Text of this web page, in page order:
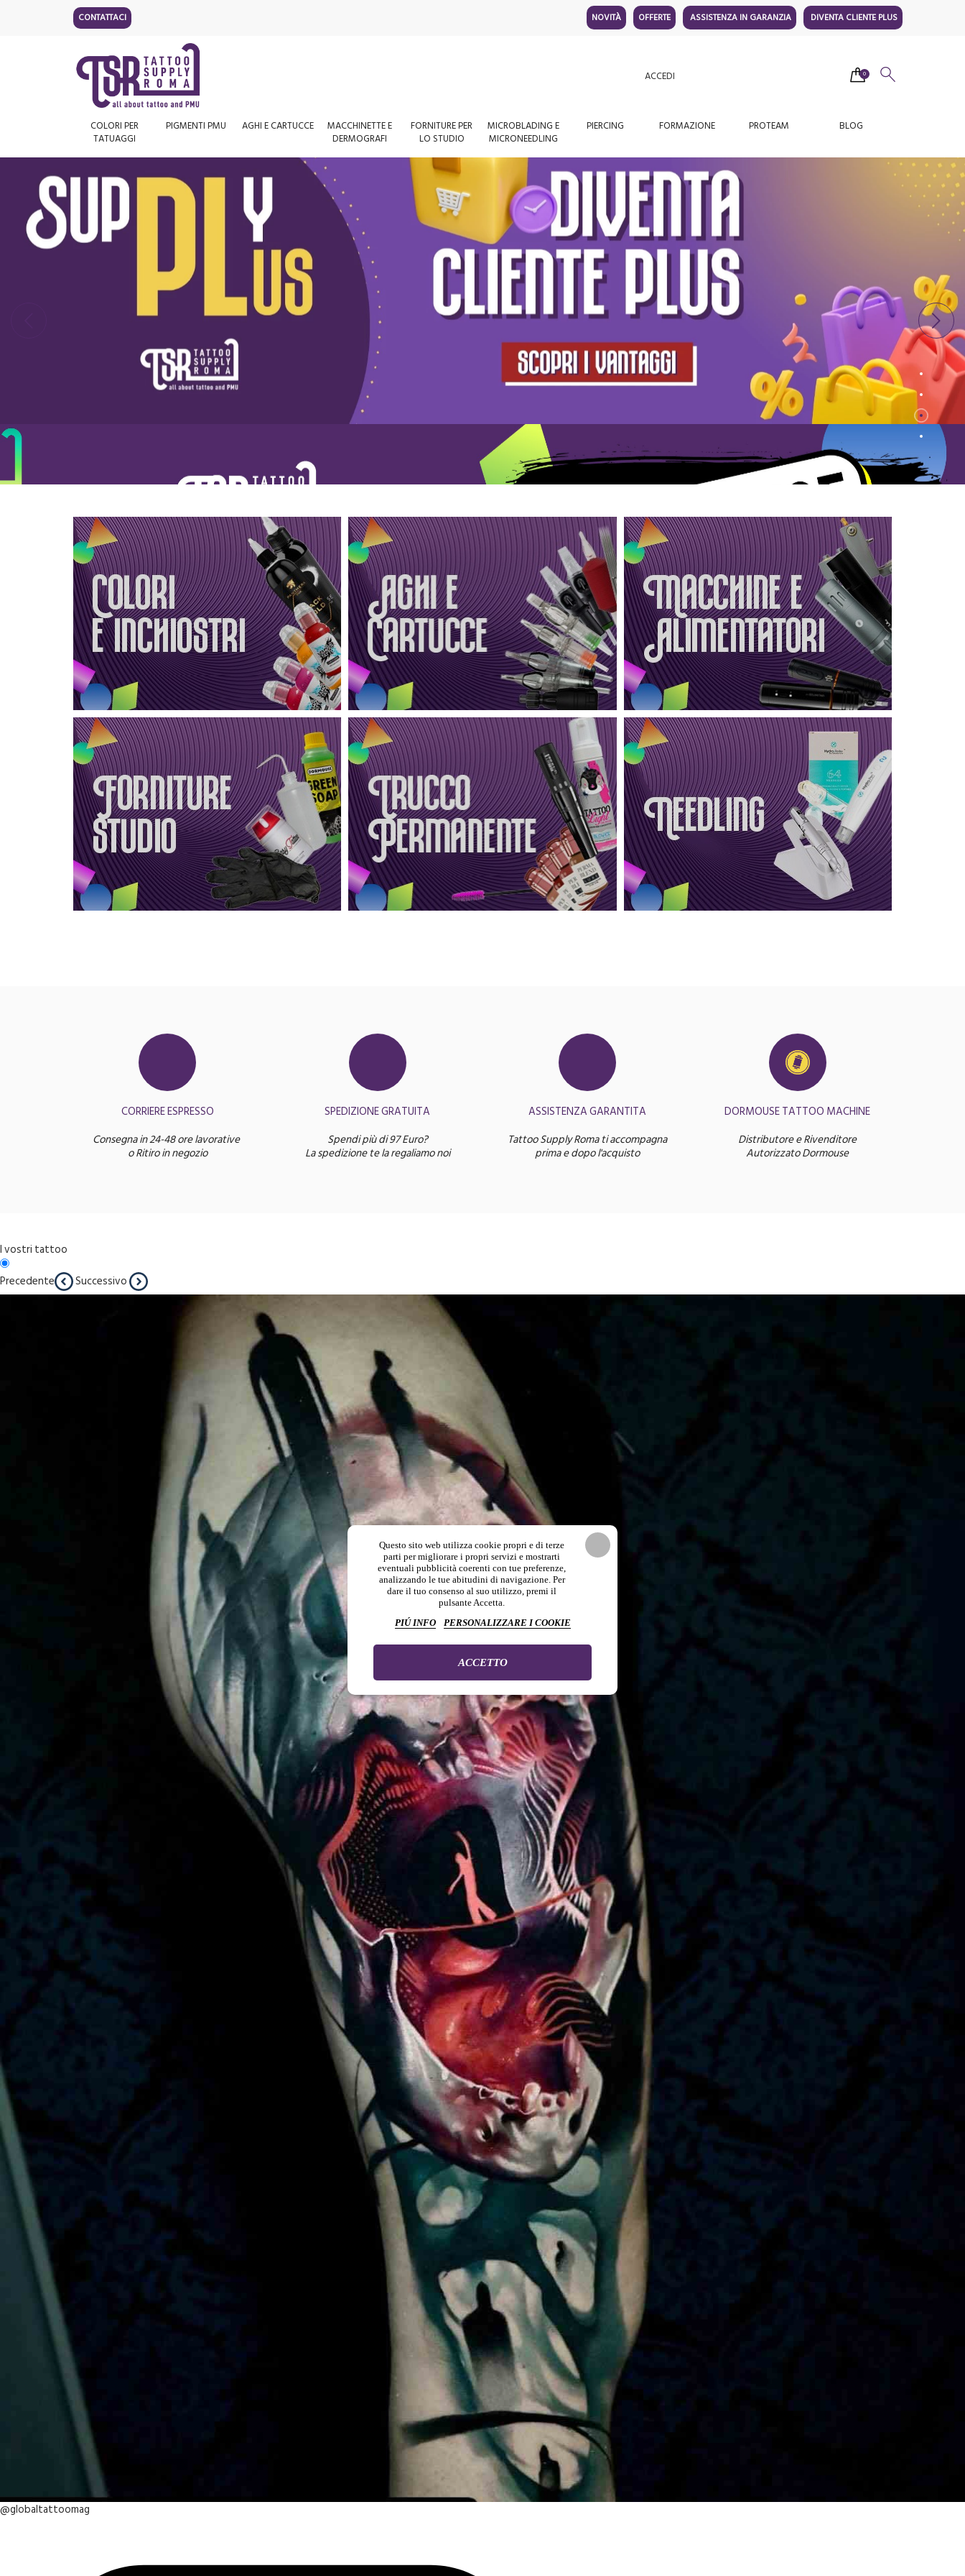
CONTATTACI NOVITÀ OFFERTE ASSISTENZA IN GARANZIA DIVENTA CLIENTE PLUS
ACCEDI 0
COLORI PER
TATUAGGI
PIGMENTI PMU AGHI E CARTUCCE
MACCHINETTE E
DERMOGRAFI
FORNITURE PER
LO STUDIO
MICROBLADING E
MICRONEEDLING
PIERCING FORMAZIONE PROTEAM BLOG
CORRIERE ESPRESSO
Consegna in 24-48 ore lavorative
o Ritiro in negozio
SPEDIZIONE GRATUITA
Spendi più di 97 Euro?
La spedizione te la regaliamo noi
ASSISTENZA GARANTITA
Tattoo Supply Roma ti accompagna
prima e dopo l'acquisto
DORMOUSE TATTOO MACHINE
Distributore e Rivenditore
Autorizzato Dormouse
I vostri tattoo
Precedente
Successivo
@globaltattoomag
Questo sito web utilizza cookie propri e di terze
parti per migliorare i propri servizi e mostrarti
eventuali pubblicità coerenti con tue preferenze,
analizzando le tue abitudini di navigazione. Per
dare il tuo consenso al suo utilizzo, premi il
pulsante Accetta.
PIÚ INFO
PERSONALIZZARE I COOKIE
ACCETTO